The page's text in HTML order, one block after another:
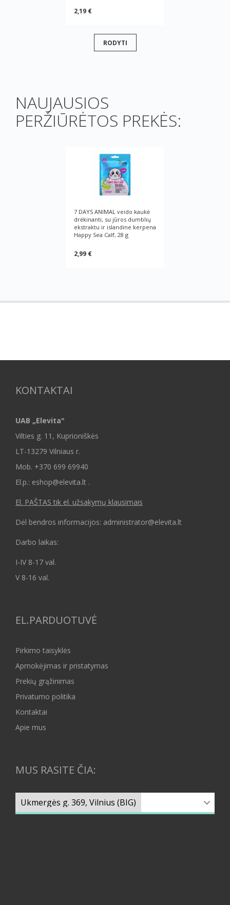
2,19 €
RODYTI
NAUJAUSIOS
PERŽIŪRĖTOS PREKĖS:
7 DAYS ANIMAL veido kaukė
drėkinanti, su jūros dumblių
ekstraktu ir islandine kerpena
Happy Sea Calf, 28 g
2,99 €
KONTAKTAI
UAB „Elevita"
Vilties g. 11, Kuprioniškės
LT-13279 Vilniaus r.
Mob. +370 699 69940
El.p.: eshop@elevita.lt .
El. PAŠTAS tik el. užsakymų klausimais
Dėl bendros informacijos: administrator@elevita.lt
Darbo laikas:
I-IV 8-17 val.
V 8-16 val.
EL.PARDUOTUVĖ
Pirkimo taisyklės
Apmokėjimas ir pristatymas
Prekių grąžinimas
Privatumo politika
Kontaktai
Apie mus
MUS RASITE ČIA: